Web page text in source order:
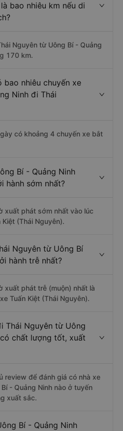
bao nhiêu km nếu di
Nguyên từ Uông Bí - Quảng
170 km.
bao nhiêu chuyến xe
Ninh đi Thái
có khoảng 4 chuyến xe bắt
Bí - Quảng Ninh
hành sớm nhất?
xuất phát sớm nhất vào lúc
(Thái Nguyên).
Nguyên từ Uông Bí
hành trễ nhất?
xuất phát trễ (muộn) nhất là
Tuấn Kiệt (Thái Nguyên).
Thái Nguyên từ Uông
chất lượng tốt, xuất
review để đánh giá có nhà xe
- Quảng Ninh nào ở tuyến
xuất sắc.
Bí - Quảng Ninh